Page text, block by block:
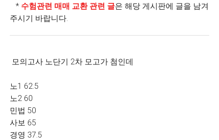
* 수험관련 매매 교환 관련 글은 해당 게시판에 글을 남겨
주시기 바랍니다.
모의고사 노단기 2차 모고가 첨인데
노1 62.5
노2 60
민법 50
사보 65
경영 37.5